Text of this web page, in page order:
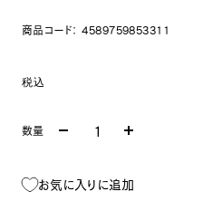
商品コード：4589759853311
税込
数量
お気に入りに追加